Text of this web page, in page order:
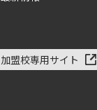
加盟校専用サイト